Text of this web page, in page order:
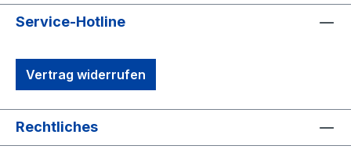
Service-Hotline
Vertrag widerrufen
Rechtliches